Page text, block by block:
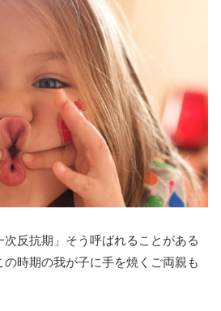
次反抗期」そう呼ばれることがある
時期の我が子に手を焼くご両親も